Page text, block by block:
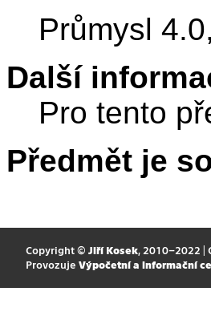
Průmysl
Další
Pro tento
Předmět je
Copyright © Jiří Kosek, 2010–2022 |
Provozuje Výpočetní a informační